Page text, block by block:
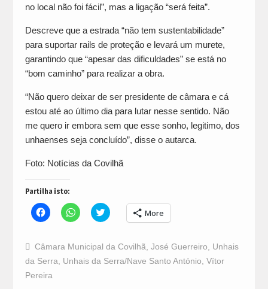
no local não foi fácil”, mas a ligação “será feita”.
Descreve que a estrada “não tem sustentabilidade”
para suportar rails de proteção e levará um murete,
garantindo que “apesar das dificuldades” se está no
“bom caminho” para realizar a obra.
“Não quero deixar de ser presidente de câmara e cá
estou até ao último dia para lutar nesse sentido. Não
me quero ir embora sem que esse sonho, legitimo, dos
unhaenses seja concluído”, disse o autarca.
Foto: Notícias da Covilhã
Partilha isto:
Click
to
Facebook
(Opens
in
new
window)
Click
to
WhatsApp
(Opens
in
new
Click
to
Twitter
(Opens
in
new
More
Câmara Municipal da Covilhã José Guerreiro
Unhais
da Serra
Unhais da Serra/Nave Santo António Vítor
Pereira